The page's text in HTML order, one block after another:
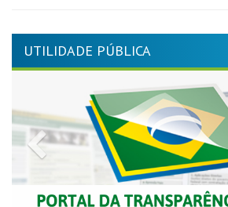
UTILIDADE PÚBLICA
Previous